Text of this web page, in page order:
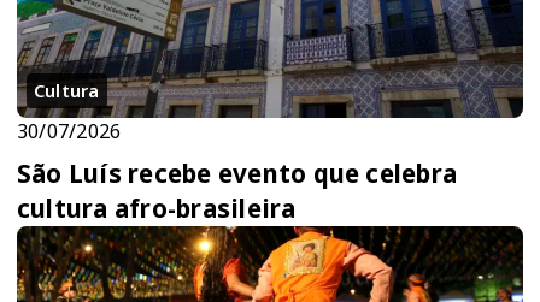
Cultura
30/07/2026
São Luís recebe evento que celebra
cultura afro-brasileira